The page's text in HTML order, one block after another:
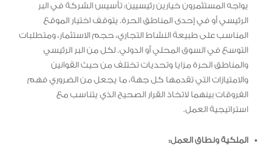
يواجه المستثمرون خيارين رئيسيين: تأسيس الشركة في البر
الرئيسي أو في إحدى المناطق الحرة. يتوقف اختيار الموقع
المناسب على طبيعة النشاط التجاري، حجم الاستثمار، ومتطلبات
التوسع في السوق المحلي أو الدولي. لكل من البر الرئيسي
والمناطق الحرة مزايا وتحديات تختلف من حيث القوانين
والامتيازات التي تقدمها كل جهة، ما يجعل من الضروري فهم
الفروقات بينهما لاتخاذ القرار الصحيح الذي يتناسب مع
استراتيجية العمل.
الملكية ونطاق العمل: